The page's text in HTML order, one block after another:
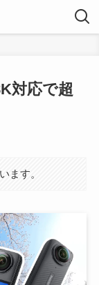
対応で超
ます。